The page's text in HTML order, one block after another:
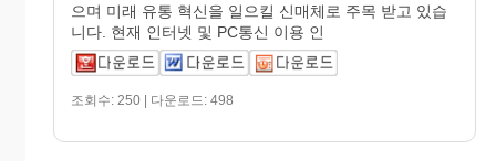
으며 미래 유통 혁신을 일으킬 신매체로 주목 받고 있습
니다. 현재 인터넷 및 PC통신 이용 인
조회수: 250 | 다운로드: 498